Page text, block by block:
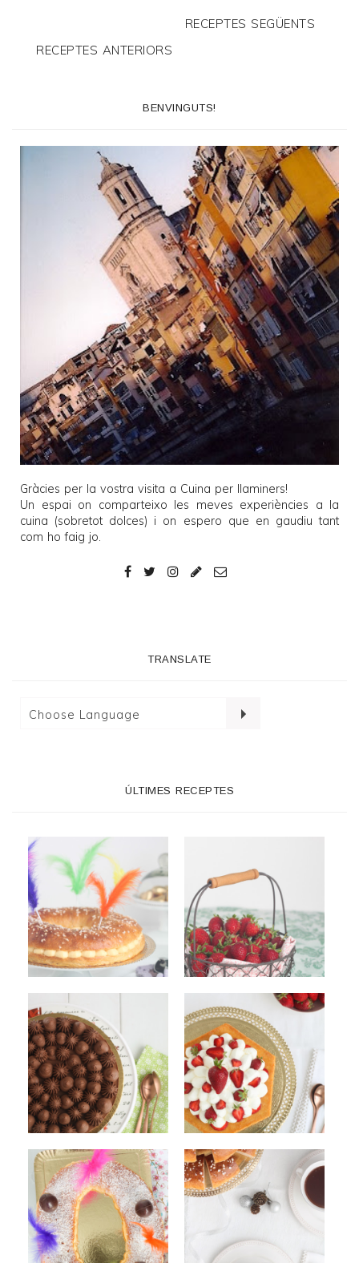
RECEPTES SEGÜENTS
RECEPTES ANTERIORS
BENVINGUTS!
Gràcies per la vostra visita a Cuina per llaminers!
Un espai on comparteixo les meves experiències a la
cuina (sobretot dolces) i on espero que en gaudiu tant
com ho faig jo.
TRANSLATE
ÚLTIMES RECEPTES